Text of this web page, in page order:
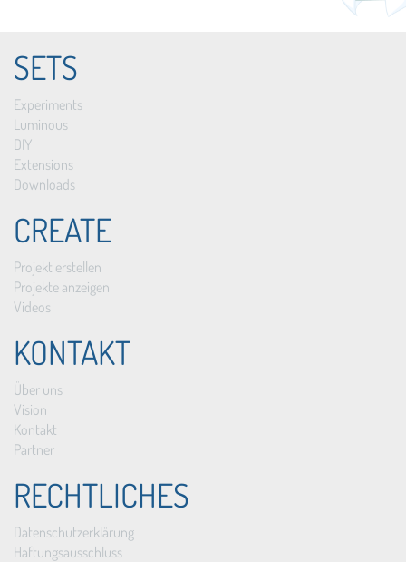
SETS
Experiments
Luminous
DIY
Extensions
Downloads
CREATE
Projekt erstellen
Projekte anzeigen
Videos
KONTAKT
Über uns
Vision
Kontakt
Partner
RECHTLICHES
Datenschutzerklärung
Haftungsausschluss